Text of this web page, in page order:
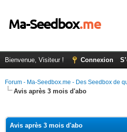
Bienvenue, Visiteur ! Connexion
Forum - Ma-Seedbox.me - Des Seedbox de
Avis après 3 mois d'abo
Avis après 3 mois d'abo